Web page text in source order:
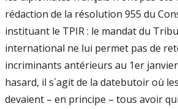
rédaction de la résolution 955 du
instituant le TPIR : le mandat du
international ne lui permet pas de
incriminants antérieurs au 1er
hasard, il s´agit de la datebutoir où
devaient – en principe – tous avoir